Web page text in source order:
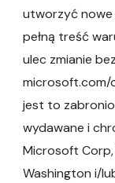
utworzyć
pełną treść
ulec zmianie
microsoft.com/
jest to
wydawane i
Microsoft
Washington i/